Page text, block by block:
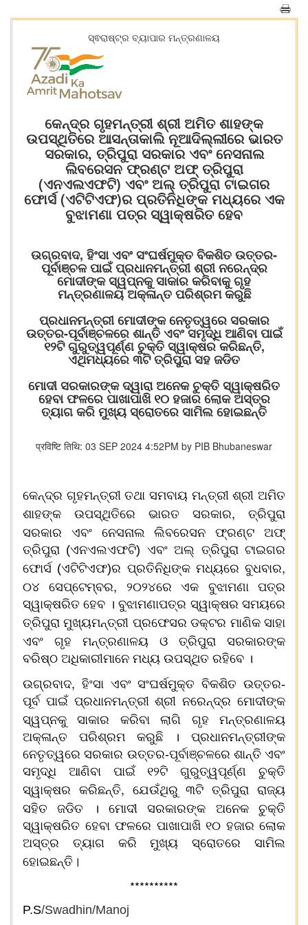
ସ୍ଵରାଷ୍ଟ୍ର ବ୍ୟାପାର ମନ୍ତ୍ରଣାଳୟ
କେନ୍ଦ୍ର ଗୃହମନ୍ତ୍ରୀ ଶ୍ରୀ ଅମିତ ଶାହଙ୍କ
ଉପସ୍ଥିତିରେ ଆସନ୍ତାକାଲି ନୂଆଦିଲ୍ଲୀରେ ଭାରତ
ସରକାର, ତ୍ରିପୁରା ସରକାର ଏବଂ ନେସନାଲ
ଲିବରେସନ ଫ୍ରଣ୍ଟ ଅଫ୍ ତ୍ରିପୁରା
(ଏନଏଲଏଫଟି) ଏବଂ ଅଲ୍ ତ୍ରିପୁରା ଟାଇଗର
ଫୋର୍ସ (ଏଟିଟିଏଫ)ର ପ୍ରତିନିଧିଙ୍କ ମଧ୍ୟରେ ଏକ
ବୁଝାମଣା ପତ୍ର ସ୍ୱାକ୍ଷରିତ ହେବ
ଉଗ୍ରବାଦ, ହିଂସା ଏବଂ ସଂଘର୍ଷମୁକ୍ତ ବିକଶିତ ଉତ୍ତର-
ପୂର୍ବାଞ୍ଚଳ ପାଇଁ ପ୍ରଧାନମନ୍ତ୍ରୀ ଶ୍ରୀ ନରେନ୍ଦ୍ର
ମୋଦୀଙ୍କ ସ୍ୱପ୍ନକୁ ସାକାର କରିବାକୁ ଗୃହ
ମନ୍ତ୍ରଣାଳୟ ଅକ୍ଳାନ୍ତ ପରିଶ୍ରମ କରୁଛି
ପ୍ରଧାନମନ୍ତ୍ରୀ ମୋଦୀଙ୍କ ନେତୃତ୍ୱରେ ସରକାର
ଉତ୍ତର-ପୂର୍ବାଞ୍ଚଳରେ ଶାନ୍ତି ଏବଂ ସମୃଦ୍ଧି ଆଣିବା ପାଇଁ
୧୨ଟି ଗୁରୁତ୍ୱପୂର୍ଣ୍ଣ ଚୁକ୍ତି ସ୍ୱାକ୍ଷର କରିଛନ୍ତି,
ଏଥିମଧ୍ୟରେ ୩ଟି ତ୍ରିପୁରା ସହ ଜଡିତ
ମୋଦୀ ସରକାରଙ୍କ ଦ୍ୱାରା ଅନେକ ଚୁକ୍ତି ସ୍ୱାକ୍ଷରିତ
ହେବା ଫଳରେ ପାଖାପାଖି ୧୦ ହଜାର ଲୋକ ଅସ୍ତ୍ର
ତ୍ୟାଗ କରି ମୁଖ୍ୟ ସ୍ରୋତରେ ସାମିଲ ହୋଇଛନ୍ତି
प्रविष्टि तिथि: 03 SEP 2024 4:52PM by PIB Bhubaneswar
କେନ୍ଦ୍ର ଗୃହମନ୍ତ୍ରୀ ତଥା ସମବାୟ ମନ୍ତ୍ରୀ ଶ୍ରୀ ଅମିତ
ଶାହଙ୍କ ଉପସ୍ଥିତିରେ ଭାରତ ସରକାର,
ତ୍ରିପୁରା
ସରକାର ଏବଂ ନେସନାଲ ଲିବରେସନ ଫ୍ରଣ୍ଟ ଅଫ୍
ତ୍ରିପୁରା (ଏନଏଲଏଫଟି) ଏବଂ ଅଲ୍ ତ୍ରିପୁରା ଟାଇଗର
ଫୋର୍ସ (ଏଟିଟିଏଫ)ର ପ୍ରତିନିଧିଙ୍କ ମଧ୍ୟରେ ବୁଧବାର,
୦୪ ସେପ୍ଟେମ୍ବର,
୨୦୨୪ରେ ଏକ ବୁଝାମଣା ପତ୍ର
ସ୍ୱାକ୍ଷରିତ ହେବ । ବୁଝାମଣାପତ୍ର ସ୍ୱାକ୍ଷର ସମୟରେ
ତ୍ରିପୁରା ମୁଖ୍ୟମନ୍ତ୍ରୀ ପ୍ରଫେସରଡକ୍ଟର ମାଣିକ ସାହା
ଏବଂ ଗୃହ ମନ୍ତ୍ରଣାଳୟ ଓ ତ୍ରିପୁରା ସରକାରଙ୍କ
ବରିଷ୍ଠ ଅଧିକାରୀମାନେ ମଧ୍ୟ ଉପସ୍ଥିତ ରହିବେ ।
ଉଗ୍ରବାଦ, ହିଂସା ଏବଂ ସଂଘର୍ଷମୁକ୍ତ ବିକଶିତ ଉତ୍ତର-
ପୂର୍ବ ପାଇଁ ପ୍ରଧାନମନ୍ତ୍ରୀ ଶ୍ରୀ ନରେନ୍ଦ୍ର ମୋଦୀଙ୍କ
ସ୍ୱପ୍ନକୁ ସାକାର କରିବାଲାଗି ଗୃହ ମନ୍ତ୍ରଣାଳୟ
ଅକ୍ଳାନ୍ତ ପରିଶ୍ରମ କରୁଛି । ପ୍ରଧାନମନ୍ତ୍ରୀଙ୍କ
ନେତୃତ୍ୱରେ ସରକାର ଉତ୍ତର-ପୂର୍ବାଞ୍ଚଳରେ ଶାନ୍ତି ଏବଂ
ସମୃଦ୍ଧି ଆଣିବା ପାଇଁ ୧୨ଟି ଗୁରୁତ୍ୱପୂର୍ଣ୍ଣ ଚୁକ୍ତି
ସ୍ୱାକ୍ଷର କରିଛନ୍ତି,
ଯେଉଁଥିରୁ ୩ଟି ତ୍ରିପୁରା ରାଜ୍ୟ
ସହିତ ଜଡିତ । ମୋଦୀ ସରକାରଙ୍କ ଅନେକ ଚୁକ୍ତି
ସ୍ୱାକ୍ଷରିତ ହେବା ଫଳରେ ପାଖାପାଖି ୧୦ ହଜାର ଲୋକ
ଅସ୍ତ୍ର ତ୍ୟାଗ କରି ମୁଖ୍ୟ ସ୍ରୋତରେ ସାମିଲ
ହୋଇଛନ୍ତି ।
**********
P.S/Swadhin/Manoj